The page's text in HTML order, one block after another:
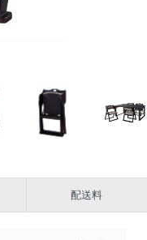
配送料